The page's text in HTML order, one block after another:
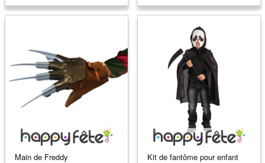
Main de Freddy Kit de fantôme pour enfant